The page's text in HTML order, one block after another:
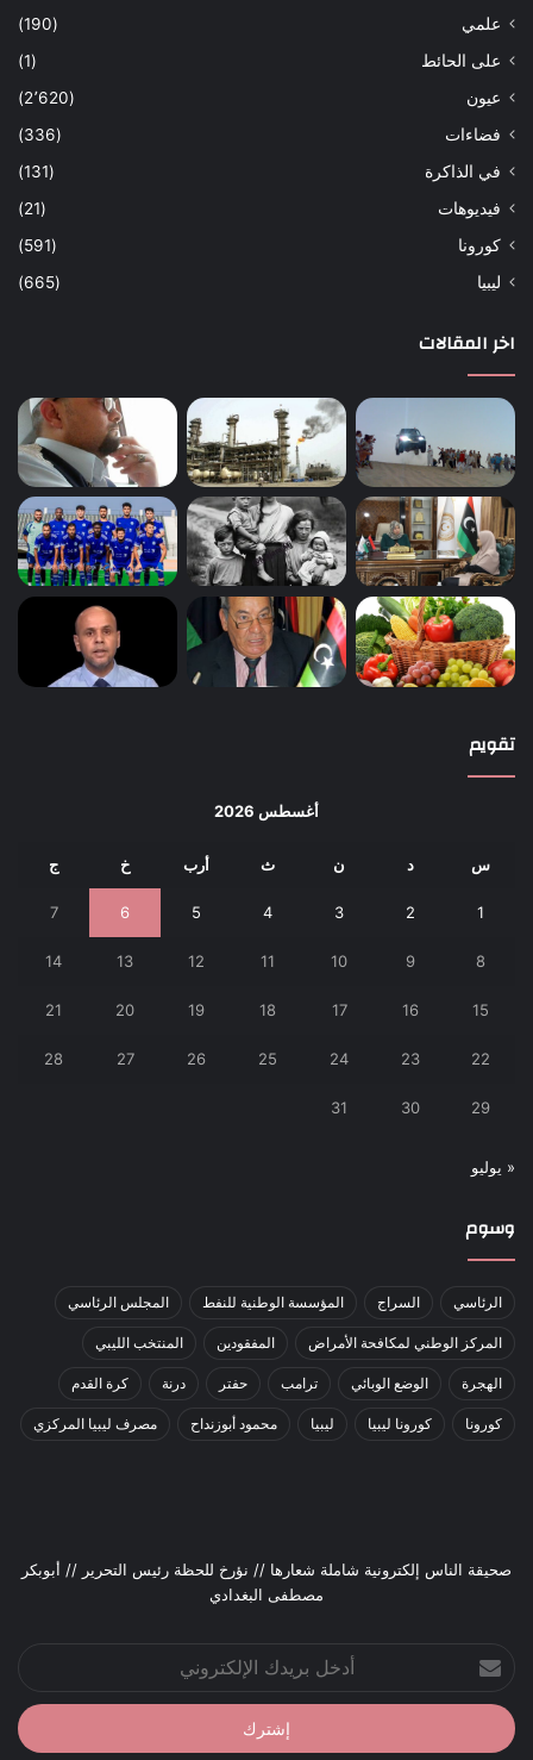
علمي
(190)
على الحائط
(1)
عيون
(2٬620)
فضاءات
(336)
في الذاكرة
(131)
فيديوهات
(21)
كورونا
(591)
ليبيا
(665)
اخر المقالات
تقويم
أغسطس 2026
س د ن ث أرب خ ج
1
2
3
4
5
6
7
8
9
10
11
12
13
14
15
16
17
18
19
20
21
22
23
24
25
26
27
28
29
30
31
« يوليو
وسوم
الرئاسي السراج المؤسسة الوطنية للنفط المجلس الرئاسي
المركز الوطني لمكافحة الأمراض المفقودين المنتخب الليبي
الهجرة الوضع الوبائي ترامب حفتر درنة كرة القدم
كورونا كورونا ليبيا ليبيا محمود أبوزنداح مصرف ليبيا المركزي
صحيقة الناس إلكترونية شاملة شعارها // نؤرخ للحظة رئيس التحرير // أبوبكر
مصطفى البغدادي
بريدك
الإلكتروني